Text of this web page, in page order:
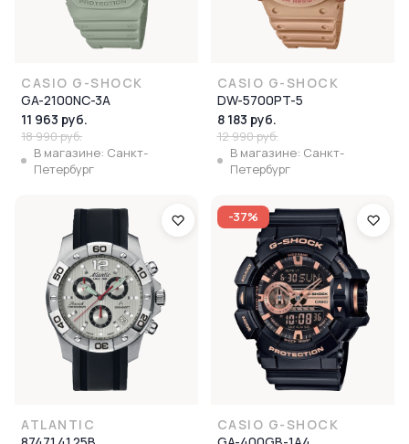
CASIO G-SHOCK
GA-2100NC-3A
11 963 руб.
18 990 руб.
В магазине: Санкт-
Петербург
CASIO G-SHOCK
DW-5700PT-5
8 183 руб.
12 990 руб.
В магазине: Санкт-
Петербург
ATLANTIC
-37%
CASIO G-SHOCK